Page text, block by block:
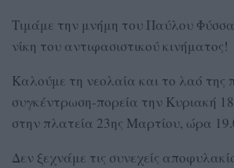
Τιμάμε την μνήμη του Παύλου
νίκη του αντιφασιστικού κινήματος!
Καλούμε τη νεολαία και το λαό της
συγκέντρωση-πορεία την Κυριακή
στην πλατεία 23ης Μαρτίου, ώρα
Δεν ξεχνάμε τις συνεχείς